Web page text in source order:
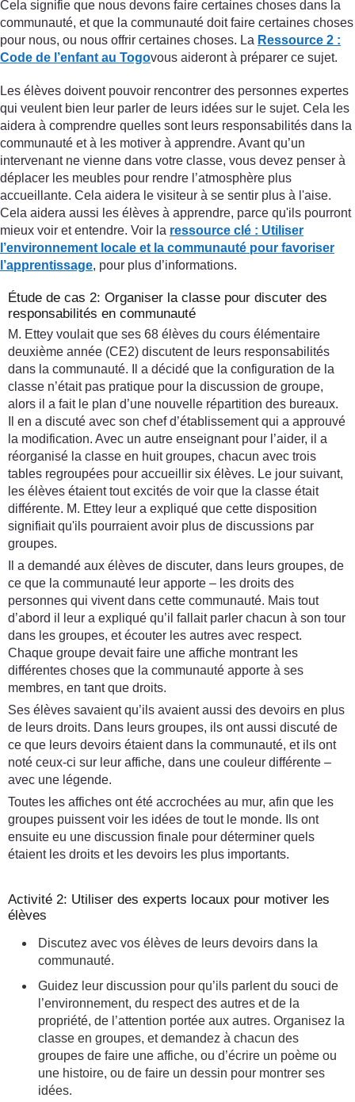
Cela signifie que nous devons faire certaines choses dans la
communauté, et que la communauté doit faire certaines choses
pour nous, ou nous offrir certaines choses. La Ressource 2 :
Code de l’enfant au Togovous aideront à préparer ce sujet.
Les élèves doivent pouvoir rencontrer des personnes expertes
qui veulent bien leur parler de leurs idées sur le sujet. Cela les
aidera à comprendre quelles sont leurs responsabilités dans la
communauté et à les motiver à apprendre. Avant qu’un
intervenant ne vienne dans votre classe, vous devez penser à
déplacer les meubles pour rendre l’atmosphère plus
accueillante. Cela aidera le visiteur à se sentir plus à l'aise.
Cela aidera aussi les élèves à apprendre, parce qu'ils pourront
mieux voir et entendre. Voir la ressource clé : Utiliser
l’environnement locale et la communauté pour favoriser
l’apprentissage, pour plus d’informations.
Étude de cas 2: Organiser la classe pour discuter des
responsabilités en communauté
M. Ettey voulait que ses 68 élèves du cours élémentaire
deuxième année (CE2) discutent de leurs responsabilités
dans la communauté. Il a décidé que la configuration de la
classe n’était pas pratique pour la discussion de groupe,
alors il a fait le plan d’une nouvelle répartition des bureaux.
Il en a discuté avec son chef d’établissement qui a approuvé
la modification. Avec un autre enseignant pour l’aider, il a
réorganisé la classe en huit groupes, chacun avec trois
tables regroupées pour accueillir six élèves. Le jour suivant,
les élèves étaient tout excités de voir que la classe était
différente. M. Ettey leur a expliqué que cette disposition
signifiait qu'ils pourraient avoir plus de discussions par
groupes.
Il a demandé aux élèves de discuter, dans leurs groupes, de
ce que la communauté leur apporte – les droits des
personnes qui vivent dans cette communauté. Mais tout
d’abord il leur a expliqué qu’il fallait parler chacun à son tour
dans les groupes, et écouter les autres avec respect.
Chaque groupe devait faire une affiche montrant les
différentes choses que la communauté apporte à ses
membres, en tant que droits.
Ses élèves savaient qu’ils avaient aussi des devoirs en plus
de leurs droits. Dans leurs groupes, ils ont aussi discuté de
ce que leurs devoirs étaient dans la communauté, et ils ont
noté ceux-ci sur leur affiche, dans une couleur différente –
avec une légende.
Toutes les affiches ont été accrochées au mur, afin que les
groupes puissent voir les idées de tout le monde. Ils ont
ensuite eu une discussion finale pour déterminer quels
étaient les droits et les devoirs les plus importants.
Activité 2: Utiliser des experts locaux pour motiver les
élèves
Discutez avec vos élèves de leurs devoirs dans la
communauté.
Guidez leur discussion pour qu’ils parlent du souci de
l’environnement, du respect des autres et de la
propriété, de l’attention portée aux autres. Organisez la
classe en groupes, et demandez à chacun des
groupes de faire une affiche, ou d’écrire un poème ou
une histoire, ou de faire un dessin pour montrer ses
idées.